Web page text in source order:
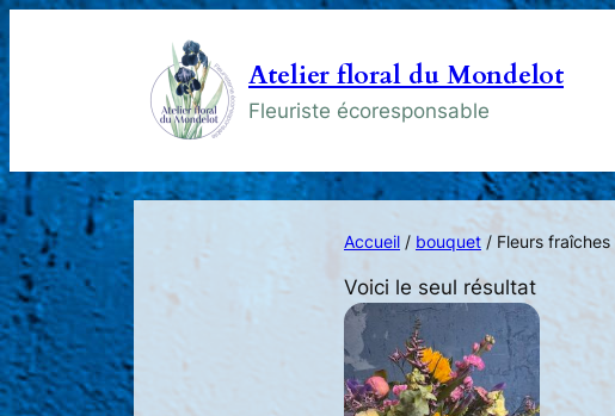
Atelier floral du Mondelot
Fleuriste écoresponsable
Accueil / bouquet / Fleurs fraîches
Voici le seul résultat